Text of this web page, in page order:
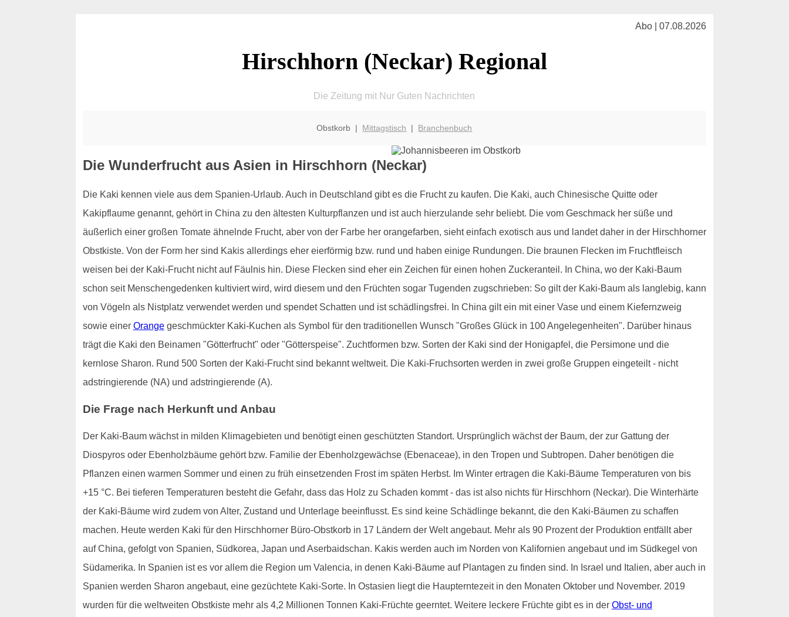
Abo | 07.08.2026
Hirschhorn (Neckar) Regional
Die Zeitung mit Nur Guten Nachrichten
Obstkorb | Mittagstisch | Branchenbuch
Die Wunderfrucht aus Asien in Hirschhorn (Neckar)
Die Kaki kennen viele aus dem Spanien-Urlaub. Auch in Deutschland gibt es die Frucht zu kaufen. Die Kaki, auch Chinesische Quitte oder
Kakipflaume genannt, gehört in China zu den ältesten Kulturpflanzen und ist auch hierzulande sehr beliebt. Die vom Geschmack her süße und
äußerlich einer großen Tomate ähnelnde Frucht, aber von der Farbe her orangefarben, sieht einfach exotisch aus und landet daher in der Hirschhorner
Obstkiste. Von der Form her sind Kakis allerdings eher eierförmig bzw. rund und haben einige Rundungen. Die braunen Flecken im Fruchtfleisch
weisen bei der Kaki-Frucht nicht auf Fäulnis hin. Diese Flecken sind eher ein Zeichen für einen hohen Zuckeranteil. In China, wo der Kaki-Baum
schon seit Menschengedenken kultiviert wird, wird diesem und den Früchten sogar Tugenden zugschrieben: So gilt der Kaki-Baum als langlebig, kann
von Vögeln als Nistplatz verwendet werden und spendet Schatten und ist schädlingsfrei. In China gilt ein mit einer Vase und einem Kiefernzweig
sowie einer Orangegeschmückter Kaki-Kuchen als Symbol für den traditionellen Wunsch "Großes Glück in 100 Angelegenheiten". Darüber hinaus
trägt die Kaki den Beinamen "Götterfrucht" oder "Götterspeise". Zuchtformen bzw. Sorten der Kaki sind der Honigapfel, die Persimone und die
kernlose Sharon. Rund 500 Sorten der Kaki-Frucht sind bekannt weltweit. Die Kaki-Fruchsorten werden in zwei große Gruppen eingeteilt - nicht
adstringierende (NA) und adstringierende (A).
Die Frage nach Herkunft und Anbau
Der Kaki-Baum wächst in milden Klimagebieten und benötigt einen geschützten Standort. Ursprünglich wächst der Baum, der zur Gattung der
Diospyros oder Ebenholzbäume gehört bzw. Familie der Ebenholzgewächse (Ebenaceae), in den Tropen und Subtropen. Daher benötigen die
Pflanzen einen warmen Sommer und einen zu früh einsetzenden Frost im späten Herbst. Im Winter ertragen die Kaki-Bäume Temperaturen von bis
+15 °C. Bei tieferen Temperaturen besteht die Gefahr, dass das Holz zu Schaden kommt - das ist also nichts für Hirschhorn (Neckar). Die Winterhärte
der Kaki-Bäume wird zudem von Alter, Zustand und Unterlage beeinflusst. Es sind keine Schädlinge bekannt, die den Kaki-Bäumen zu schaffen
machen. Heute werden Kaki für den Hirschhorner Büro-Obstkorb in 17 Ländern der Welt angebaut. Mehr als 90 Prozent der Produktion entfällt aber
auf China, gefolgt von Spanien, Südkorea, Japan und Aserbaidschan. Kakis werden auch im Norden von Kalifornien angebaut und im Südkegel von
Südamerika. In Spanien ist es vor allem die Region um Valencia, in denen Kaki-Bäume auf Plantagen zu finden sind. In Israel und Italien, aber auch in
Spanien werden Sharon angebaut, eine gezüchtete Kaki-Sorte. In Ostasien liegt die Haupterntezeit in den Monaten Oktober und November. 2019
wurden für die weltweiten Obstkiste mehr als 4,2 Millionen Tonnen Kaki-Früchte geerntet. Weitere leckere Früchte gibt es in der Obst- und